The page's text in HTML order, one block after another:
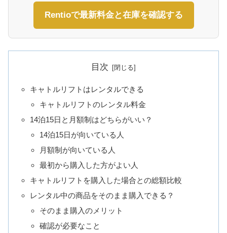
Rentioで最新料金と在庫を確認する
目次
キャトルリフトはレンタルできる
キャトルリフトのレンタル料金
14泊15日と月額制はどちらがいい？
14泊15日が向いている人
月額制が向いている人
最初から購入した方がよい人
キャトルリフトを購入した場合との総額比較
レンタル中の商品をそのまま購入できる？
そのまま購入のメリット
確認が必要なこと